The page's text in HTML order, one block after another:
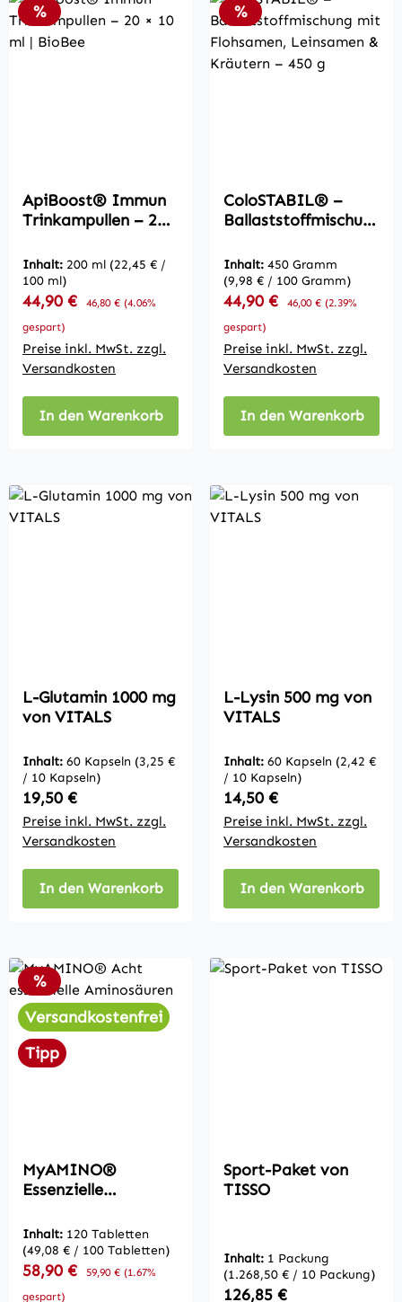
Rabatt
%
ApiBoost® Immun
Trinkampullen – 20
Inhalt: 200 ml (22,45 € /
100 ml)
Verkaufspreis:
44,90 € Regulärer Preis:
46,80 € (4.06%
gespart)
Preise inkl. MwSt. zzgl.
Versandkosten
In den Warenkorb
Rabatt
%
ColoSTABIL® –
Ballaststoffmischun
Leinsamen &
Kräutern – 450 g
Inhalt: 450 Gramm
(9,98 € / 100 Gramm)
Verkaufspreis:
44,90 € Regulärer Preis:
46,00 € (2.39%
gespart)
Preise inkl. MwSt. zzgl.
Versandkosten
In den Warenkorb
L-Glutamin 1000 mg
von VITALS
Inhalt: 60 Kapseln (3,25 €
/ 10 Kapseln)
Regulärer Preis:
19,50 €
Preise inkl. MwSt. zzgl.
Versandkosten
In den Warenkorb
L-Lysin 500 mg von
VITALS
Inhalt: 60 Kapseln (2,42 €
/ 10 Kapseln)
Regulärer Preis:
14,50 €
Preise inkl. MwSt. zzgl.
Versandkosten
In den Warenkorb
Rabatt
%
Versandkostenfrei
Tipp
MyAMINO®
Essenzielle
Aminosäuren – 120
Presslinge – Dr.
Reinwald Vital
Inhalt: 120 Tabletten
(49,08 € / 100 Tabletten)
Verkaufspreis:
58,90 € Regulärer Preis:
59,90 € (1.67%
gespart)
Sport-Paket von
TISSO
Inhalt: 1 Packung
(1.268,50 € / 10 Packung)
Regulärer Preis:
126,85 €